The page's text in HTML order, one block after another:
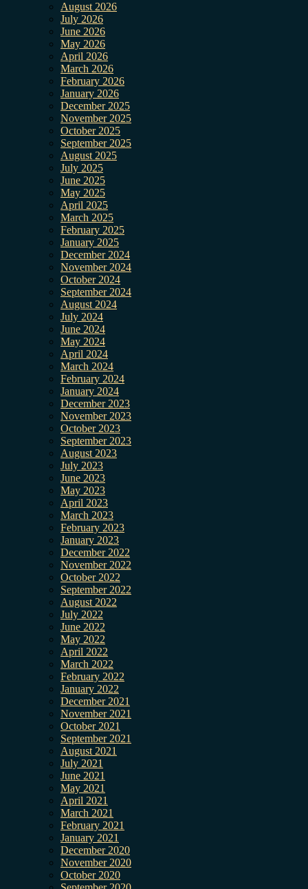
August 2026
July 2026
June 2026
May 2026
April 2026
March 2026
February 2026
January 2026
December 2025
November 2025
October 2025
September 2025
August 2025
July 2025
June 2025
May 2025
April 2025
March 2025
February 2025
January 2025
December 2024
November 2024
October 2024
September 2024
August 2024
July 2024
June 2024
May 2024
April 2024
March 2024
February 2024
January 2024
December 2023
November 2023
October 2023
September 2023
August 2023
July 2023
June 2023
May 2023
April 2023
March 2023
February 2023
January 2023
December 2022
November 2022
October 2022
September 2022
August 2022
July 2022
June 2022
May 2022
April 2022
March 2022
February 2022
January 2022
December 2021
November 2021
October 2021
September 2021
August 2021
July 2021
June 2021
May 2021
April 2021
March 2021
February 2021
January 2021
December 2020
November 2020
October 2020